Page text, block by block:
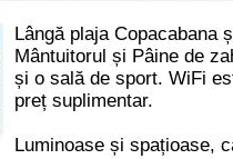
Lângă plaja Copacabana
Mântuitorul și Pâine de
și o sală de sport. WiFi
preț suplimentar.
Luminoase și spațioase,